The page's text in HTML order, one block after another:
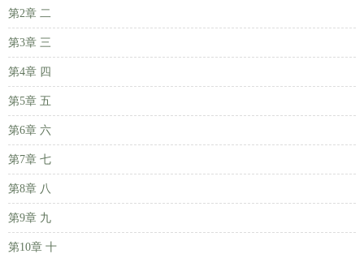
第2章 二
第3章 三
第4章 四
第5章 五
第6章 六
第7章 七
第8章 八
第9章 九
第10章 十